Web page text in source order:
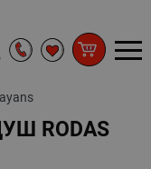
RODAS